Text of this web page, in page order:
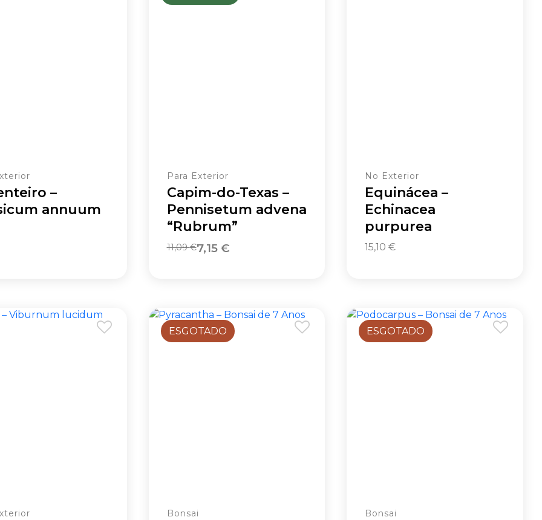
–
annuum
Para Exterior
Capim-do-Texas –
Pennisetum advena
“Rubrum”
11,09€
O
7,15 €
O
No Exterior
Equinácea –
Echinacea
purpurea
15,10€
ESGOTADO
Bonsai
ESGOTADO
Bonsai